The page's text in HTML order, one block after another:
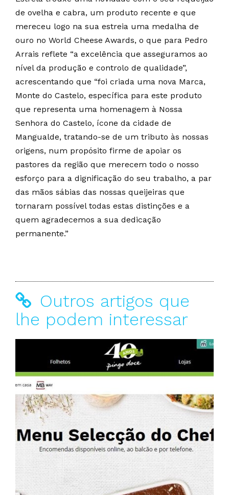
de ovelha e cabra, um produto recente e que
mereceu logo na sua estreia uma medalha de
ouro no World Cheese Awards, o que para Pedro
Arrais reflete “a excelência que asseguramos ao
nível da produção e controlo de qualidade”,
acrescentando que “foi criada uma nova Marca,
Monte do Castelo, específica para este produto
que representa uma homenagem à Nossa
Senhora do Castelo, ícone da cidade de
Mangualde, tratando-se de um tributo às nossas
origens, num propósito firme de apoiar os
pastores da região que merecem todo o nosso
esforço para a dignificação do seu trabalho, a par
das mãos sábias das nossas queijeiras que
tornaram possível todas estas distinções e a
quem agradecemos a sua dedicação
permanente.”
Outros artigos que
lhe podem interessar